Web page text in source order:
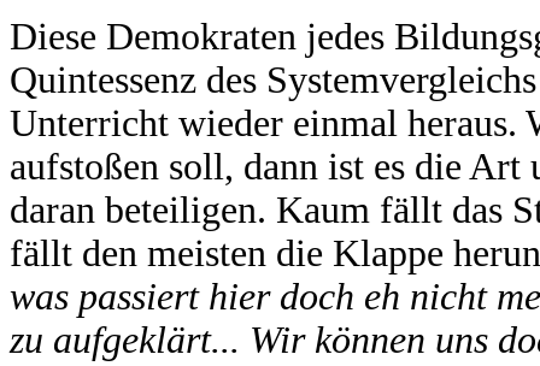
Diese Demokraten jedes
Quintessenz des
Unterricht wieder einmal heraus.
aufstoßen soll, dann ist es die Art
daran beteiligen. Kaum fällt das
fällt den meisten die Klappe
was passiert hier doch eh nicht
zu aufgeklärt... Wir können uns